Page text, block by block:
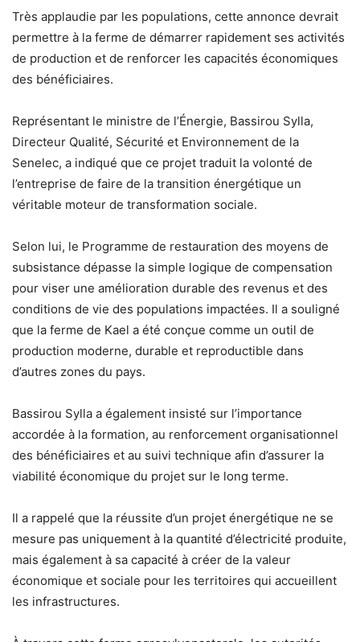
Très applaudie par les populations, cette annonce devrait
permettre à la ferme de démarrer rapidement ses activités
de production et de renforcer les capacités économiques
des bénéficiaires.
Représentant le ministre de l’Énergie, Bassirou Sylla,
Directeur Qualité, Sécurité et Environnement de la
Senelec, a indiqué que ce projet traduit la volonté de
l’entreprise de faire de la transition énergétique un
véritable moteur de transformation sociale.
Selon lui, le Programme de restauration des moyens de
subsistance dépasse la simple logique de compensation
pour viser une amélioration durable des revenus et des
conditions de vie des populations impactées. Il a souligné
que la ferme de Kael a été conçue comme un outil de
production moderne, durable et reproductible dans
d’autres zones du pays.
Bassirou Sylla a également insisté sur l’importance
accordée à la formation, au renforcement organisationnel
des bénéficiaires et au suivi technique afin d’assurer la
viabilité économique du projet sur le long terme.
Il a rappelé que la réussite d’un projet énergétique ne se
mesure pas uniquement à la quantité d’électricité produite,
mais également à sa capacité à créer de la valeur
économique et sociale pour les territoires qui accueillent
les infrastructures.